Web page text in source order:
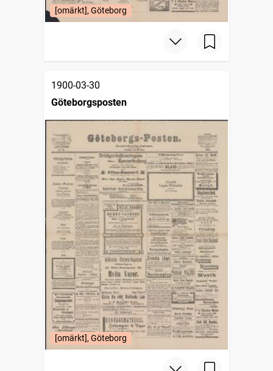
[omärkt], Göteborg
1900-03-30
Göteborgsposten
[omärkt], Göteborg